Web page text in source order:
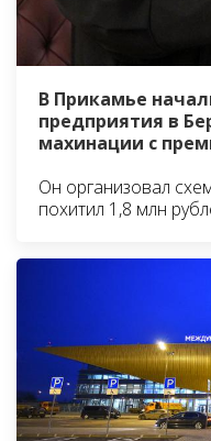
В Прикамье
предприятия в
махинации с
Он организовал
похитил 1,8 млн